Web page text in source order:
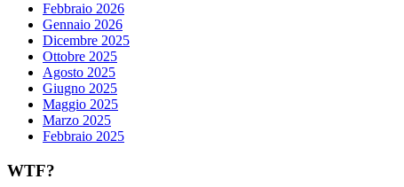
Febbraio 2026
Gennaio 2026
Dicembre 2025
Ottobre 2025
Agosto 2025
Giugno 2025
Maggio 2025
Marzo 2025
Febbraio 2025
WTF?